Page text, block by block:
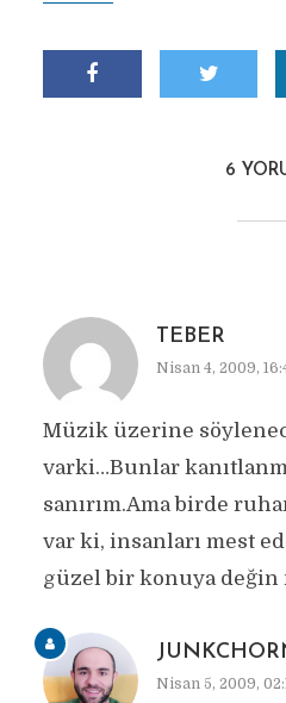
6
TEBER
Nisan 4, 2009,
Müzik üzerine
varki…Bunlar
sanırım.Ama birde
var ki, insanları mest
güzel bir konuya değin
Nisan 5, 2009,